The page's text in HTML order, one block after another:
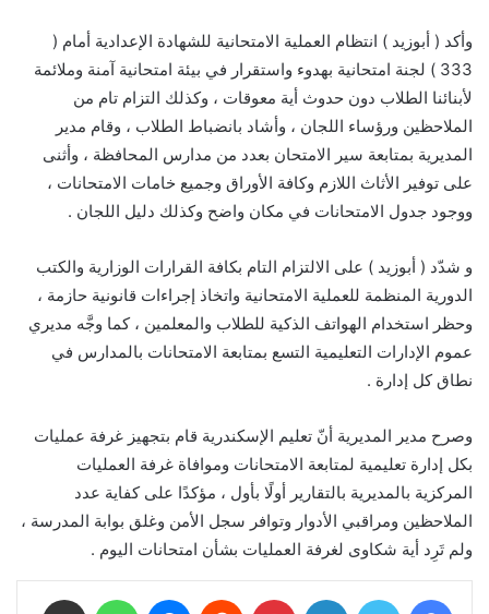
وأكد ( أبوزيد ) انتظام العملية الامتحانية للشهادة الإعدادية أمام (
333 ) لجنة امتحانية بهدوء واستقرار في بيئة امتحانية آمنة وملائمة
لأبنائنا الطلاب دون حدوث أية معوقات ، وكذلك التزام تام من
الملاحظين ورؤساء اللجان ، وأشاد بانضباط الطلاب ، وقام مدير
المديرية بمتابعة سير الامتحان بعدد من مدارس المحافظة ، وأثنى
على توفير الأثاث اللازم وكافة الأوراق وجميع خامات الامتحانات ،
ووجود جدول الامتحانات في مكان واضح وكذلك دليل اللجان .
و شدّد ( أبوزيد ) على الالتزام التام بكافة القرارات الوزارية والكتب
الدورية المنظمة للعملية الامتحانية واتخاذ إجراءات قانونية حازمة ،
وحظر استخدام الهواتف الذكية للطلاب والمعلمين ، كما وجَّه مديري
عموم الإدارات التعليمية التسع بمتابعة الامتحانات بالمدارس في
نطاق كل إدارة .
وصرح مدير المديرية أنّ تعليم الإسكندرية قام بتجهيز غرفة عمليات
بكل إدارة تعليمية لمتابعة الامتحانات وموافاة غرفة العمليات
المركزية بالمديرية بالتقارير أولًا بأول ، مؤكدًا على كفاية عدد
الملاحظين ومراقبي الأدوار وتوافر سجل الأمن وغلق بوابة المدرسة ،
ولم تَرِد أية شكاوى لغرفة العمليات بشأن امتحانات اليوم .
فيسبوك تويتر لينكدإن بينتيريست ماسنجر واتساب